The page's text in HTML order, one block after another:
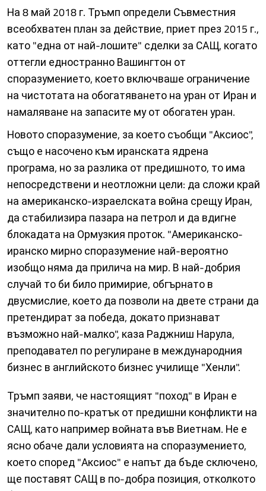
На 8 май 2018 г. Тръмп определи Съвместния
всеобхватен план за действие, приет през 2015 г.,
като "една от най-лошите" сделки за САЩ, когато
оттегли едностранно Вашингтон от
споразумението, което включваше ограничение
на чистотата на обогатяването на уран от Иран и
намаляване на запасите му от обогатен уран.
Новото споразумение, за което съобщи "Аксиос",
също е насочено към иранската ядрена
програма, но за разлика от предишното, то има
непосредствени и неотложни цели: да сложи край
на американско-израелската война срещу Иран,
да стабилизира пазара на петрол и да вдигне
блокадата на Ормузкия проток. "Американско-
иранско мирно споразумение най-вероятно
изобщо няма да прилича на мир. В най-добрия
случай то би било примирие, обгърнато в
двусмислие, което да позволи на двете страни да
претендират за победа, докато признават
възможно най-малко", каза Раджниш Нарула,
преподавател по регулиране в международния
бизнес в английското бизнес училище "Хенли".
Тръмп заяви, че настоящият "поход" в Иран е
значително по-кратък от предишни конфликти на
САЩ, като например войната във Виетнам. Не е
ясно обаче дали условията на споразумението,
което според "Аксиос" е напът да бъде сключено,
ще поставят САЩ в по-добра позиция, отколкото